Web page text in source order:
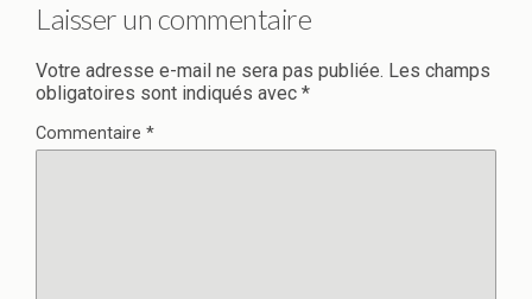
Laisser un commentaire
Votre adresse e-mail ne sera pas publiée. Les champs
obligatoires sont indiqués avec *
Commentaire *